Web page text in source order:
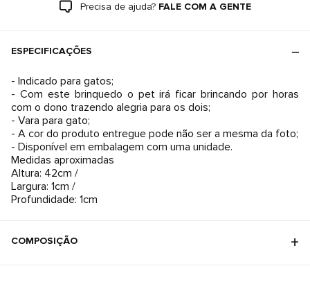
Precisa de ajuda? FALE COM A GENTE
ESPECIFICAÇÕES
- Indicado para gatos;
- Com este brinquedo o pet irá ficar brincando por horas
com o dono trazendo alegria para os dois;
- Vara para gato;
- A cor do produto entregue pode não ser a mesma da foto;
- Disponível em embalagem com uma unidade.
Medidas aproximadas
Altura: 42cm /
Largura: 1cm /
Profundidade: 1cm
COMPOSIÇÃO